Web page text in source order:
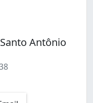
Antônio